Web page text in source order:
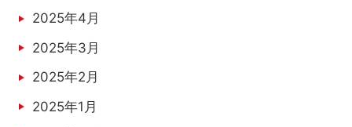
2025年4月
2025年3月
2025年2月
2025年1月